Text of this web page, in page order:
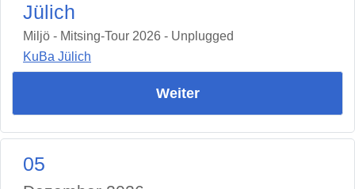
Jülich
Miljö - Mitsing-Tour 2026 - Unplugged
KuBa Jülich
Weiter
05